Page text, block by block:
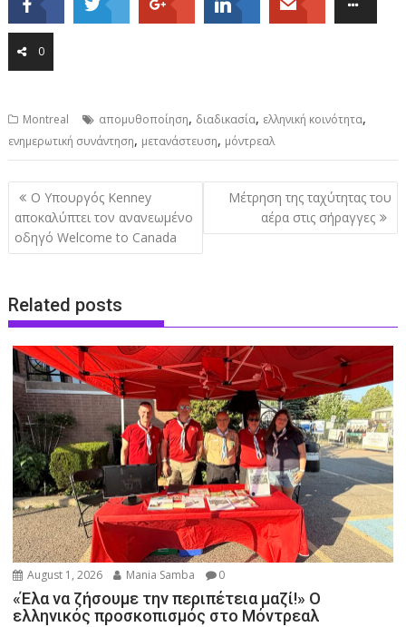
0
Montreal απομυθοποίηση, διαδικασία, ελληνική κοινότητα,
ενημερωτική συνάντηση, μετανάστευση, μόντρεαλ
Post
navigation
Ο Υπουργός Kenney
αποκαλύπτει τον ανανεωμένο
οδηγό Welcome to Canada
Μέτρηση της ταχύτητας του
αέρα στις σήραγγες
Related posts
August 1, 2026 Mania Samba 0
«Έλα να ζήσουμε την περιπέτεια μαζί!» Ο
ελληνικός προσκοπισμός στο Μόντρεαλ